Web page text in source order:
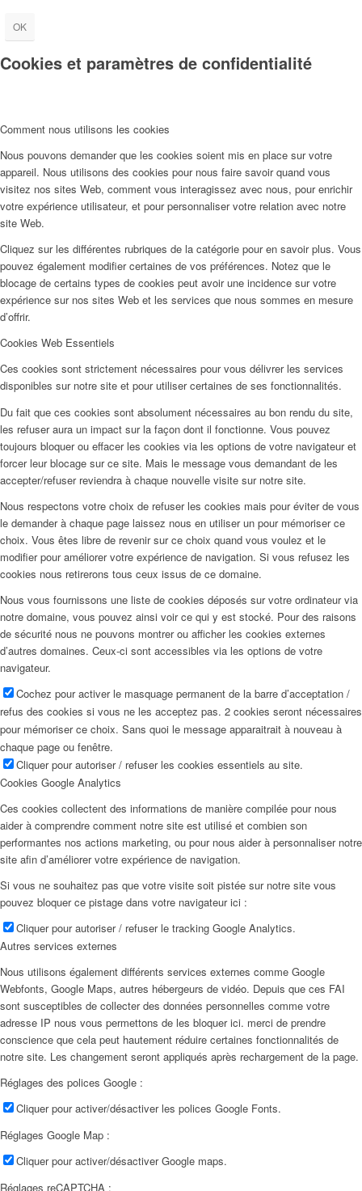
OK
Cookies et paramètres de confidentialité
Comment nous utilisons les cookies
Nous pouvons demander que les cookies soient mis en place sur votre
appareil. Nous utilisons des cookies pour nous faire savoir quand vous
visitez nos sites Web, comment vous interagissez avec nous, pour enrichir
votre expérience utilisateur, et pour personnaliser votre relation avec notre
site Web.
Cliquez sur les différentes rubriques de la catégorie pour en savoir plus. Vous
pouvez également modifier certaines de vos préférences. Notez que le
blocage de certains types de cookies peut avoir une incidence sur votre
expérience sur nos sites Web et les services que nous sommes en mesure
d’offrir.
Cookies Web Essentiels
Ces cookies sont strictement nécessaires pour vous délivrer les services
disponibles sur notre site et pour utiliser certaines de ses fonctionnalités.
Du fait que ces cookies sont absolument nécessaires au bon rendu du site,
les refuser aura un impact sur la façon dont il fonctionne. Vous pouvez
toujours bloquer ou effacer les cookies via les options de votre navigateur et
forcer leur blocage sur ce site. Mais le message vous demandant de les
accepter/refuser reviendra à chaque nouvelle visite sur notre site.
Nous respectons votre choix de refuser les cookies mais pour éviter de vous
le demander à chaque page laissez nous en utiliser un pour mémoriser ce
choix. Vous êtes libre de revenir sur ce choix quand vous voulez et le
modifier pour améliorer votre expérience de navigation. Si vous refusez les
cookies nous retirerons tous ceux issus de ce domaine.
Nous vous fournissons une liste de cookies déposés sur votre ordinateur via
notre domaine, vous pouvez ainsi voir ce qui y est stocké. Pour des raisons
de sécurité nous ne pouvons montrer ou afficher les cookies externes
d’autres domaines. Ceux-ci sont accessibles via les options de votre
navigateur.
Cochez pour activer le masquage permanent de la barre d’acceptation /
refus des cookies si vous ne les acceptez pas. 2 cookies seront nécessaires
pour mémoriser ce choix. Sans quoi le message apparaitrait à nouveau à
chaque page ou fenêtre.
Cliquer pour autoriser / refuser les cookies essentiels au site.
Cookies Google Analytics
Ces cookies collectent des informations de manière compilée pour nous
aider à comprendre comment notre site est utilisé et combien son
performantes nos actions marketing, ou pour nous aider à personnaliser notre
site afin d’améliorer votre expérience de navigation.
Si vous ne souhaitez pas que votre visite soit pistée sur notre site vous
pouvez bloquer ce pistage dans votre navigateur ici :
Cliquer pour autoriser / refuser le tracking Google Analytics.
Autres services externes
Nous utilisons également différents services externes comme Google
Webfonts, Google Maps, autres hébergeurs de vidéo. Depuis que ces FAI
sont susceptibles de collecter des données personnelles comme votre
adresse IP nous vous permettons de les bloquer ici. merci de prendre
conscience que cela peut hautement réduire certaines fonctionnalités de
notre site. Les changement seront appliqués après rechargement de la page.
Réglages des polices Google :
Cliquer pour activer/désactiver les polices Google Fonts.
Réglages Google Map :
Cliquer pour activer/désactiver Google maps.
Réglages reCAPTCHA :